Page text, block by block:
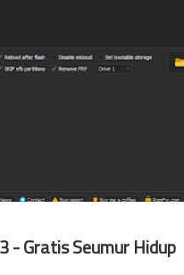
- Gratis Seumur Hidup